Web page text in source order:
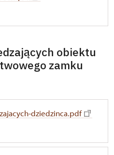
obiektu
zamku
dziedzinca.pdf